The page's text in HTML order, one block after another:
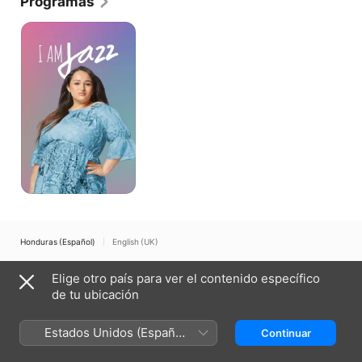
Soy
Honduras (Español) English (UK)
Términos del servicio de internet
Soporte técnico
Elige otro país para ver el contenido específico
de tu ubicación
Estados Unidos (Español
México)
Continuar